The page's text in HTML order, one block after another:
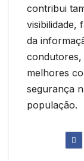
contribui
visibilidade,
da
melhores
segurança
população.